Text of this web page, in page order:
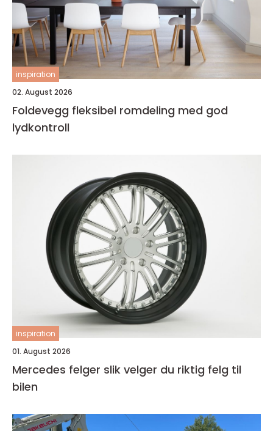
inspiration
02. August 2026
Foldevegg fleksibel romdeling med god
lydkontroll
inspiration
01. August 2026
Mercedes felger slik velger du riktig felg til
bilen